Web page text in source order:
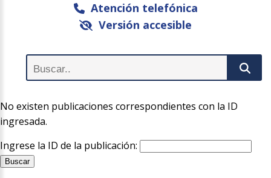
Atención telefónica
Versión accesible
No existen publicaciones correspondientes con la ID
ingresada.
Ingrese la ID de la publicación: